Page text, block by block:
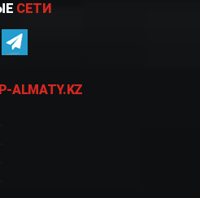
СЕТИ
ALMATY.KZ